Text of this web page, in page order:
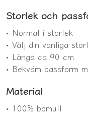
Storlek och
• Normal i storlek
• Välj din vanliga
• Längd ca 90 cm
• Bekväm passform
Material
• 100% bomull